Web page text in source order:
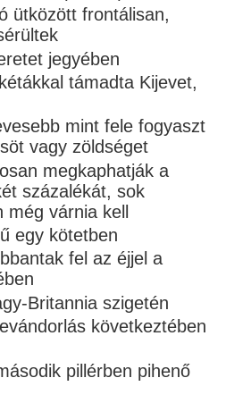
ütközött frontálisan,
jegyében
támadta Kijevet,
mint fele fogyaszt
vagy zöldséget
megkaphatják a
százalékát, sok
még várnia kell
egy kötetben
fel az éjjel a
Britannia szigetén
következtében
pillérben pihenő